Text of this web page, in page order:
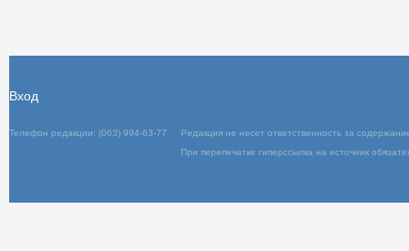
Телефон редакции: (063) 994-63-77
При